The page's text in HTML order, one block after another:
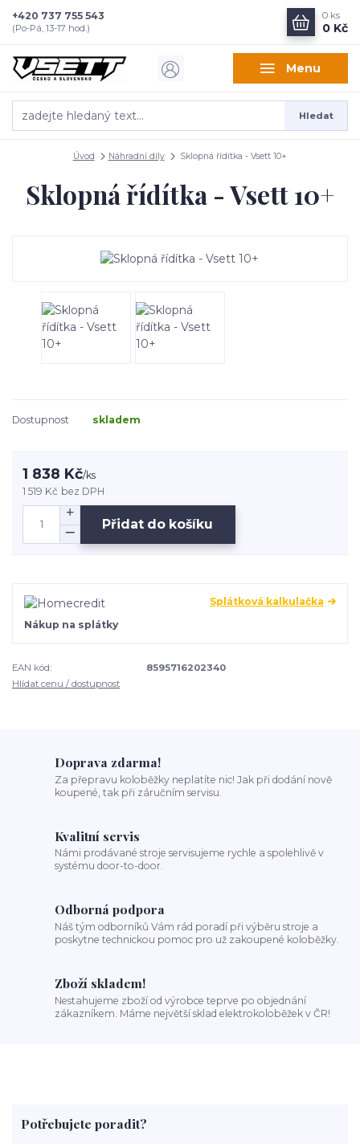
Menu
Hledat
+420 737 755 543
(Po-Pá, 13-17 hod.)
0 ks
0 Kč
Úvod Náhradní díly Sklopná řídítka - Vsett 10+
Sklopná řídítka - Vsett 10+
Dostupnost skladem
1 838 Kč/ks
1 519 Kč bez DPH
Přidat do košíku
Splátková kalkulačka
Nákup na splátky
EAN kód:
8595716202340
Hlídat cenu / dostupnost
Doprava zdarma!
Za přepravu koloběžky neplatíte nic! Jak při dodání nově
koupené, tak při záručním servisu.
Kvalitní servis
Námi prodávané stroje servisujeme rychle a spolehlivě v
systému door-to-door.
Odborná podpora
Náš tým odborníků Vám rád poradí při výběru stroje a
poskytne technickou pomoc pro už zakoupené koloběžky.
Zboží skladem!
Nestahujeme zboží od výrobce teprve po objednání
zákazníkem. Máme největší sklad elektrokoloběžek v ČR!
Potřebujete poradit?